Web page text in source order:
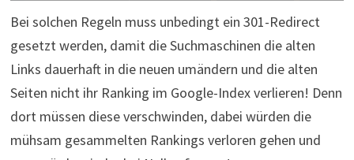
Bei solchen Regeln muss unbedingt ein 301-Redirect
gesetzt werden, damit die Suchmaschinen die alten
Links dauerhaft in die neuen umändern und die alten
Seiten nicht ihr Ranking im Google-Index verlieren! Denn
dort müssen diese verschwinden, dabei würden die
mühsam gesammelten Rankings verloren gehen und